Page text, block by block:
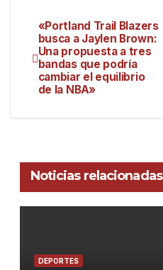
«Portland Trail Blazers
busca a Jaylen Brown:
Una propuesta a tres
bandas que podría
cambiar el equilibrio
de la NBA»
Noticias relacionadas
DEPORTES